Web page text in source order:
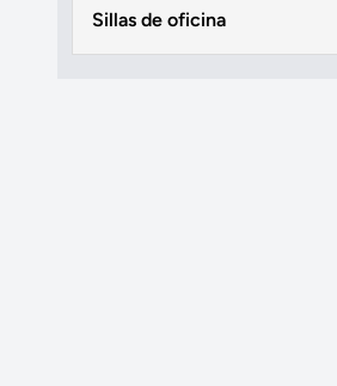
Sillas de oficina